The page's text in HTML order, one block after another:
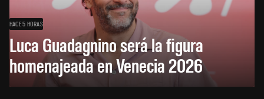
HACE 5 HORAS
Luca Guadagnino será la figura
homenajeada en Venecia 2026